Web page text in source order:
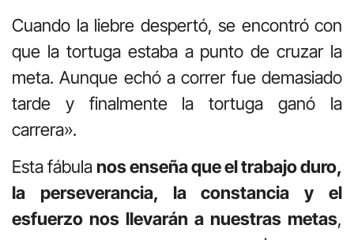
Cuando la liebre despertó, se encontró con
que la tortuga estaba a punto de cruzar la
meta. Aunque echó a correr fue demasiado
tarde y finalmente la tortuga ganó la
carrera».
Esta fábula nos enseña que el trabajo duro,
la perseverancia, la constancia y el
esfuerzo nos llevarán a nuestras metas,